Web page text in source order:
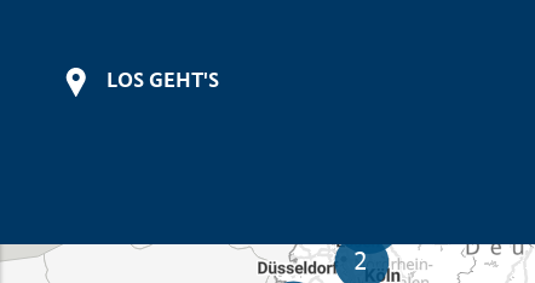
LOS GEHT'S